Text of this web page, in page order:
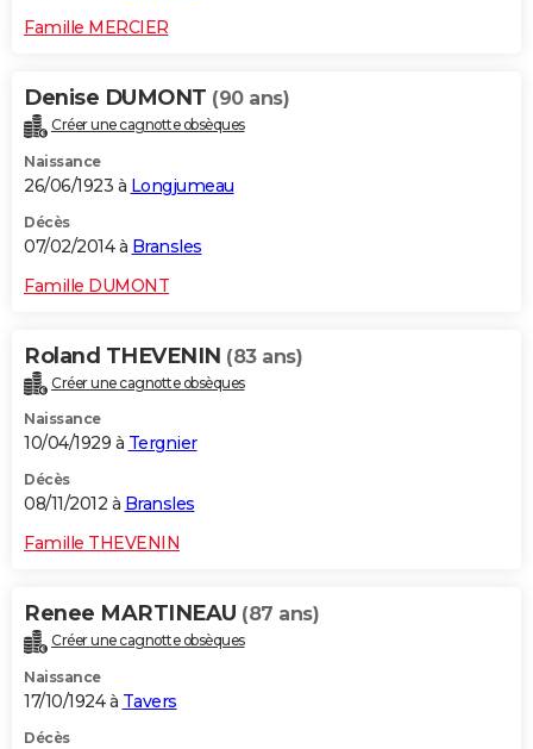
Famille MERCIER
Denise DUMONT (90 ans)
Créer une cagnotte obsèques
Naissance
26/06/1923 à Longjumeau
Décès
07/02/2014 à Bransles
Famille DUMONT
Roland THEVENIN (83 ans)
Créer une cagnotte obsèques
Naissance
10/04/1929 à Tergnier
Décès
08/11/2012 à Bransles
Famille THEVENIN
Renee MARTINEAU (87 ans)
Créer une cagnotte obsèques
Naissance
17/10/1924 à Tavers
Décès